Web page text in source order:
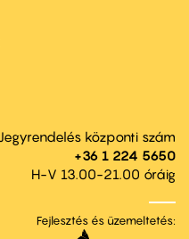
központi szám
+36 1 224 5650
H-V 13.00-21.00 óráig
Fejlesztés és üzemeltetés: